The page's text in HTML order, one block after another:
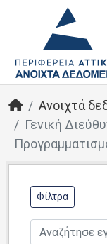
Ανοιχτά
Γενική
Φίλτρα